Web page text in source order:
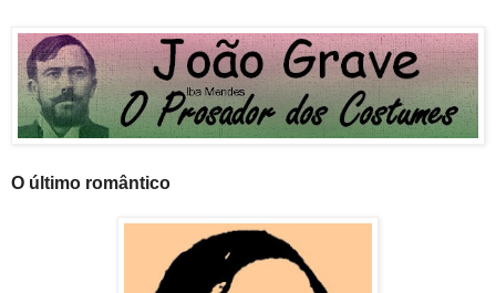
O último romântico